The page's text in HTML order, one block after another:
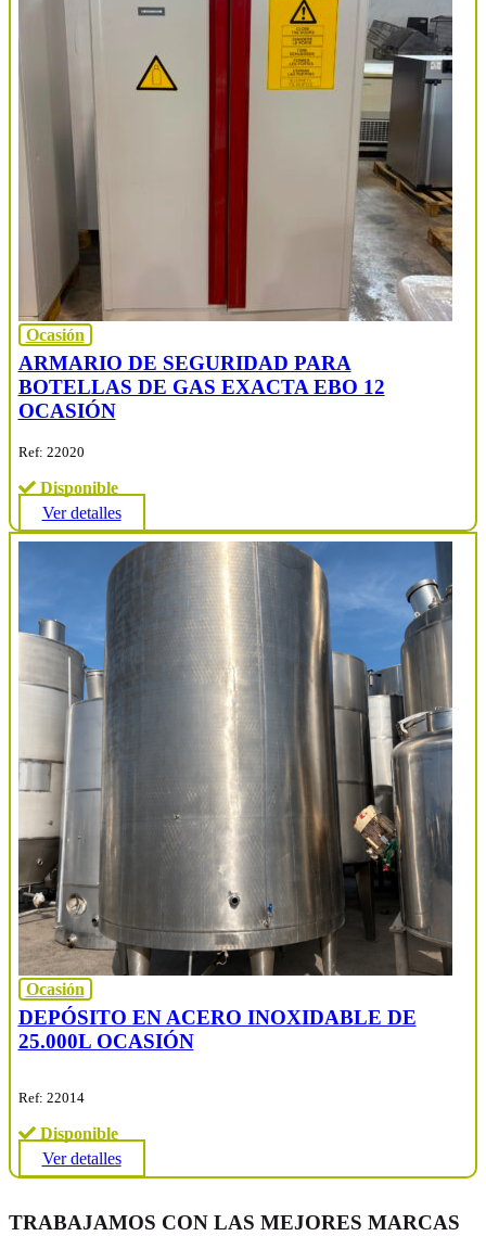
Ocasión
ARMARIO DE SEGURIDAD PARA
BOTELLAS DE GAS EXACTA EBO 12
OCASIÓN
Ref: 22020
Disponible
Ver detalles
Ocasión
DEPÓSITO EN ACERO INOXIDABLE DE
25.000L OCASIÓN
Ref: 22014
Disponible
Ver detalles
TRABAJAMOS CON LAS MEJORES MARCAS